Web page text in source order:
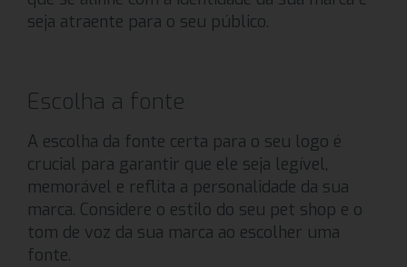
seja atraente para o seu público.
Escolha a fonte
A escolha da fonte certa para o seu logo é
crucial para garantir que ele seja legível,
memorável e reflita a personalidade da sua
marca. Considere o estilo do seu pet shop e o
tom de voz da sua marca ao escolher uma
fonte.